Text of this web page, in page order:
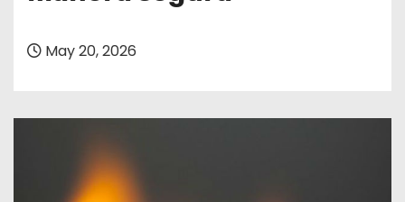
May 20, 2026